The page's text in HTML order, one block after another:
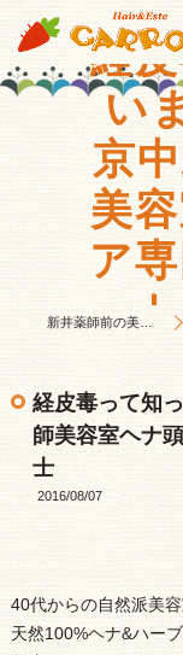
経
い
京
美
ア
新井薬師前の美容室はHair&Este キャロット
経皮毒って知
師美容室ヘナ
士
2016/08/07
40代からの自然派美
天然100%ヘナ&ハーブ